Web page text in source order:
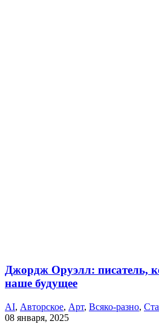
Джордж Оруэлл: писатель,
наше будущее
AI, Авторское, Арт, Всяко-разно,
08 января, 2025